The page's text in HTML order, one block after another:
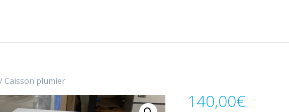
/ Caisson plumier
140,00€